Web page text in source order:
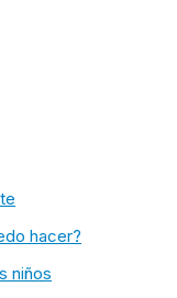
hacer?
niños